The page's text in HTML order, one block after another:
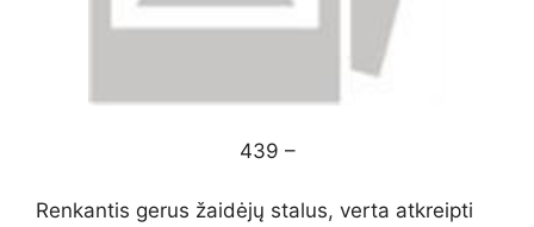
439 –
Renkantis gerus žaidėjų stalus, verta atkreipti